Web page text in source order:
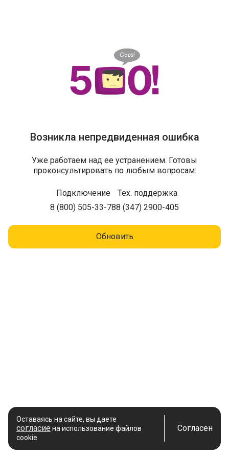
Возникла непредвиденная ошибка
Уже работаем над ее устранением. Готовы
проконсультировать по любым вопросам:
Подключение
8 (800) 505-33-78
Тех. поддержка
8 (347) 2900-405
Обновить
Оставаясь на сайте, вы даете
согласие на использование файлов
cookie
Согласен